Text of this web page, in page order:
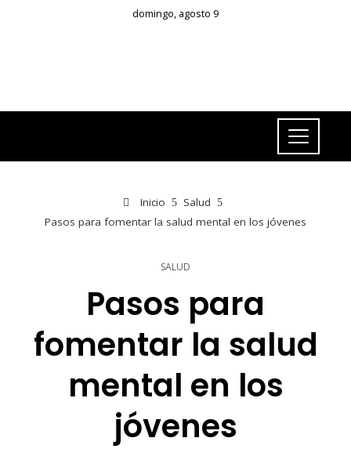
domingo, agosto 9
Inicio
Salud
Pasos para fomentar la salud mental en los jóvenes
SALUD
Pasos para
fomentar la salud
mental en los
jóvenes